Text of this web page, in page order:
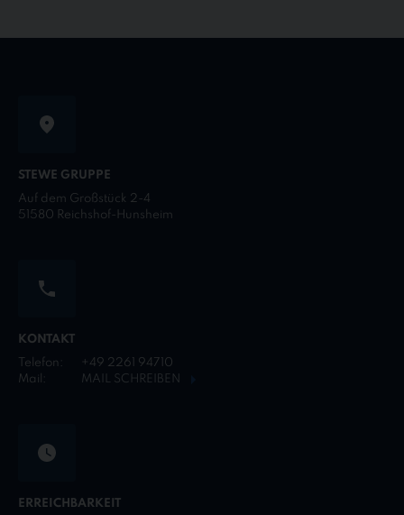
STEWE GRUPPE
Auf dem Großstück 2-4
51580 Reichshof-Hunsheim
KONTAKT
Telefon:
+49 2261 94710
Mail:
MAIL SCHREIBEN
ERREICHBARKEIT